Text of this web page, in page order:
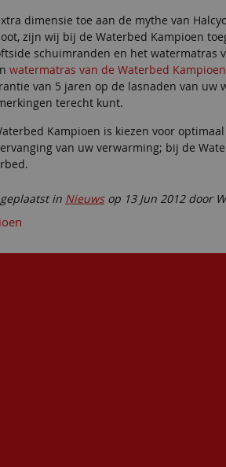
dimensie toe aan de mythe van
zijn wij bij de Waterbed Kampioen
schuimranden en het watermatras
watermatras van de Waterbed Kampioen
van 5 jaren op de lasnaden van
terecht kunt.
Kampioen is kiezen voor
van uw verwarming; bij de
in Nieuwsop 13 Jun 2012 door